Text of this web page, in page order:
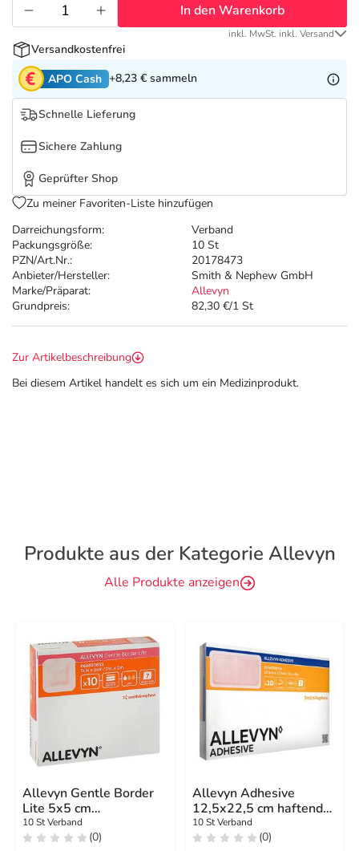
Tierapotheke
Vitamine & Mineralstoffe
Marken
Salus Deals
Darreichungsform:
Verband
Packungsgröße:
10 St
PZN/Art.Nr.:
20178473
Anbieter/Hersteller:
Smith & Nephew GmbH
Marke/Präparat:
Allevyn
Grundpreis:
82,30 €/1 St
In den Warenkorb
inkl. MwSt. inkl. Versand
Versandkostenfrei
APO Cash +8,23 € sammeln
Schnelle Lieferung
Sichere Zahlung
Geprüfter Shop
Zu meiner Favoriten-Liste hinzufügen
Zur Artikelbeschreibung
Bei diesem Artikel handelt es sich um ein Medizinprodukt.
Produkte aus der Kategorie Allevyn
Alle Produkte anzeigen
Allevyn Gentle Border
Lite 5x5 cm
Schaumverband
10 St Verband
(0)
Allevyn Adhesive
12,5x22,5 cm haftende
Wundauflage
10 St Verband
(0)